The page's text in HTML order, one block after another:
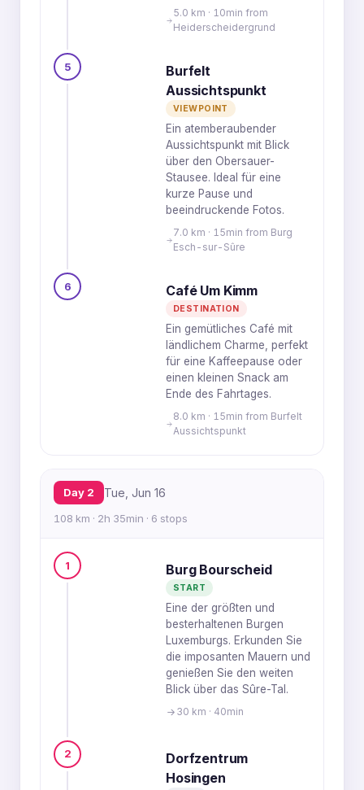
5.0 km · 10min from
Heiderscheidergrund
5
Burfelt
Aussichtspunkt
VIEWPOINT
Ein atemberaubender
Aussichtspunkt mit Blick
über den Obersauer-
Stausee. Ideal für eine
kurze Pause und
beeindruckende Fotos.
7.0 km · 15min from Burg
Esch-sur-Sûre
6 Café Um Kimm
DESTINATION
Ein gemütliches Café mit
ländlichem Charme, perfekt
für eine Kaffeepause oder
einen kleinen Snack am
Ende des Fahrtages.
8.0 km · 15min from Burfelt
Aussichtspunkt
Day 2 Tue, Jun 16
108 km · 2h 35min · 6 stops
1 Burg Bourscheid
START
Eine der größten und
besterhaltenen Burgen
Luxemburgs. Erkunden Sie
die imposanten Mauern und
genießen Sie den weiten
Blick über das Sûre-Tal.
30 km · 40min
2
Dorfzentrum
Hosingen